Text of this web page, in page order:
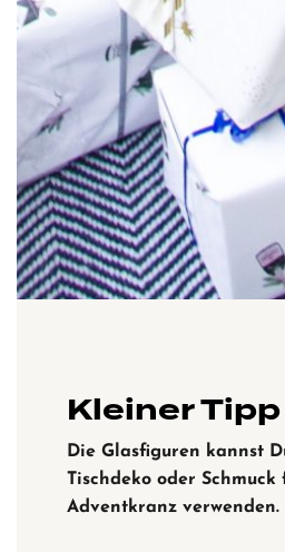
Kleiner Tipp
Die Glasfiguren kannst
Tischdeko oder Schmuck
Adventkranz verwenden.